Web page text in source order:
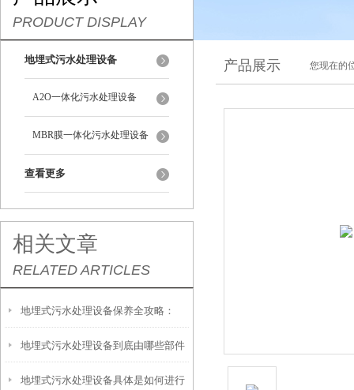
PRODUCT DISPLAY
地埋式污水处理设备
A2O一体化污水处理设备
MBR膜一体化污水处理设备
查看更多
相关文章
RELATED ARTICLES
地埋式污水处理设备保养全攻略：
让“地下卫士”持续高效运转
地埋式污水处理设备到底由哪些部件
撑起？核心结构一文拆解
地埋式污水处理设备具体是如何进行
产品展示 您现在的